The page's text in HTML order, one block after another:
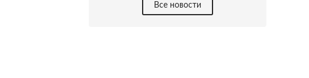
Все новости